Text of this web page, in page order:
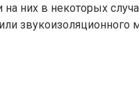
них в некоторых